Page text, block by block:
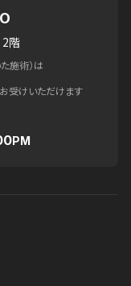
階
施術）は
受けいただけます
PM